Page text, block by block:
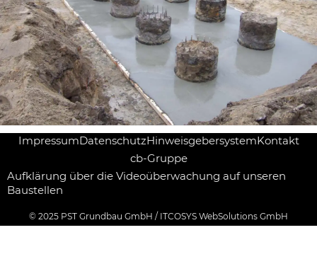
ImpressumDatenschutzHinweisgebersystemKontakt
cb-Gruppe
Aufklärung über die Videoüberwachung auf unseren
Baustellen
© 2025 PST Grundbau GmbH / ITCOSYS WebSolutions GmbH